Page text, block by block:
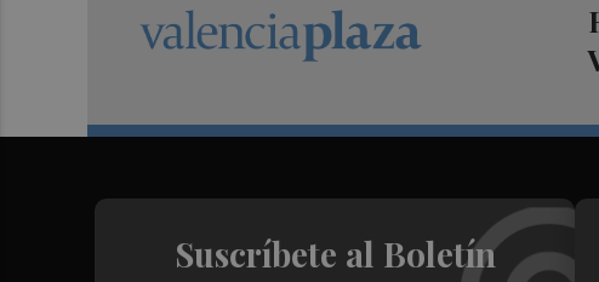
Suscríbete al Boletín